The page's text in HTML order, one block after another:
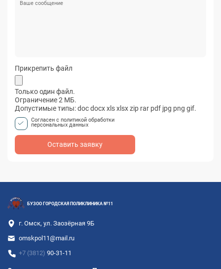
Прикрепить файл
Только один файл.
Ограничение 2 МБ.
Допустимые типы: doc docx xls xlsx zip rar pdf jpg png gif.
Согласен с политикой обработки
персональных данных
БУЗОО ГОРОДСКАЯ ПОЛИКЛИНИКА №11
г. Омск, ул. Заозёрная 9Б
omskpol11@mail.ru
+7 (3812) 90-31-11